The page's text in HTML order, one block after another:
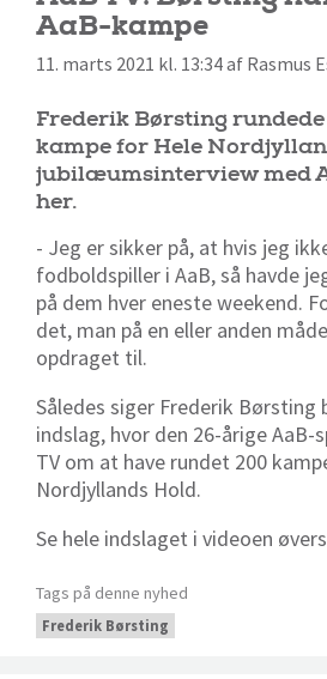
AaB-kampe
11. marts 2021 kl. 13:34 af Rasmus
Frederik Børsting
kampe for Hele
jubilæumsinterview med
her.
- Jeg er sikker på, at hvis jeg
fodboldspiller i AaB, så havde
på dem hver eneste weekend.
det, man på en eller anden
opdraget til.
Således siger Frederik
indslag, hvor den 26-årige AaB-
TV om at have rundet 200
Nordjyllands Hold.
Se hele indslaget i videoen
Tags på denne nyhed
Frederik Børsting